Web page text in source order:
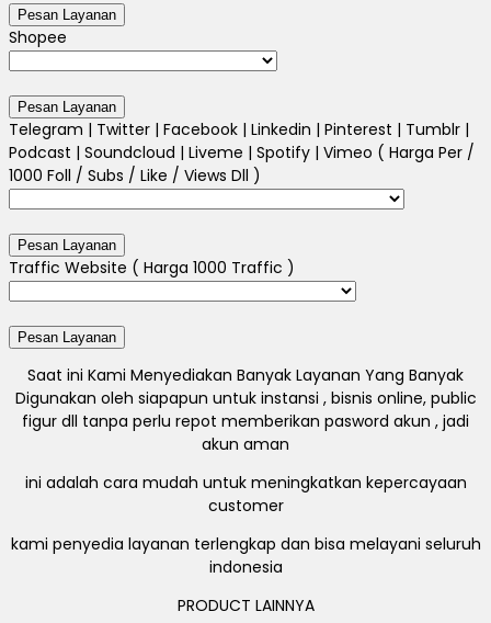
Shopee
Telegram | Twitter | Facebook | Linkedin | Pinterest | Tumblr |
Podcast | Soundcloud | Liveme | Spotify | Vimeo ( Harga Per /
1000 Foll / Subs / Like / Views Dll )
Traffic Website ( Harga 1000 Traffic )
Saat ini Kami Menyediakan Banyak Layanan Yang Banyak
Digunakan oleh siapapun untuk instansi , bisnis online, public
figur dll tanpa perlu repot memberikan pasword akun , jadi
akun aman
ini adalah cara mudah untuk meningkatkan kepercayaan
customer
kami penyedia layanan terlengkap dan bisa melayani seluruh
indonesia
PRODUCT LAINNYA